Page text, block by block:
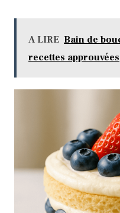
A LIRE Bain de
recettes approuvées